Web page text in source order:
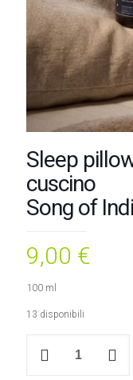
Sleep
cuscino
Song of
9,00 €
100 ml
13 disponibili